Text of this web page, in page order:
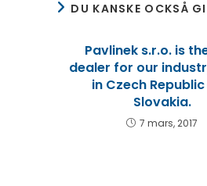
DU KANSKE OCKSÅ
Pavlinek s.r.o. is
dealer for our
in Czech
Slovakia.
7 mars, 2017